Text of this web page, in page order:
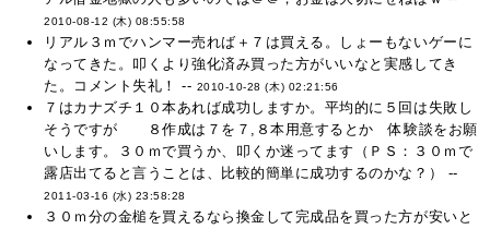
2010-08-12 (木) 08:55:58
リアル３ｍでハンマー売れば＋７は買える。しょーもないゲーに
なってきた。叩くより強化済み買った方がいいなと実感してき
た。コメント失礼！ -- 2010-10-28 (木) 02:21:56
７はカナズチ１０本あれば成功しますか。平均的に５回は失敗し
そうですが ８作成は７を７,８本用意するとか 体験談をお願
いします。３０ｍで買うか、叩くか迷ってます（ＰＳ：３０ｍで
露店出てると言うことは、比較的簡単に成功するのかな？） --
2011-03-16 (水) 23:58:28
３０ｍ分の金槌を買えるなら換金して完成品を買った方が安いと